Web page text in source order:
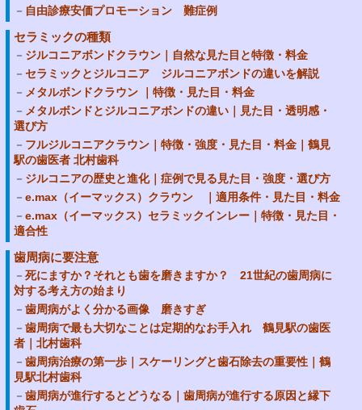
自由診療安価プロモーション 難症例
セラミックの種類
ジルコニアボンドクラウン｜自然な見た目と特徴・料金
セラミックとジルコニア ジルコニアボンドの違いを解説
メタルボンドクラウン ｜特徴・見た目・料金
メタルボンドとジルコニアボンドの違い｜見た目・透明感・
選び方
フルジルコニアクラウン｜特徴・強度・見た目・料金｜鶴見
駅の歯医者 北村歯科
ジルコニアの歴史と進化｜症例で見る見た目・強度・選び方
e.max（イーマックス）クラウン ｜適用条件・見た目・料金
e.max（イーマックス）セラミックインレー｜特徴・見た目・
適合性
歯周病に要注意
死にますか？それとも歯を磨きますか？ 21世紀の歯周病に
対する考え方の始まり
歯周病がよく分かる画像 磨きすぎ
歯周病で最も大切なことは定期的なお手入れ 鶴見駅の歯医
者｜北村歯科
歯周病治療の第一歩｜スケーリングと歯石除去の重要性｜鶴
見駅北村歯科
歯周病が進行するとどうなる｜歯周病が進行する原因と縁下